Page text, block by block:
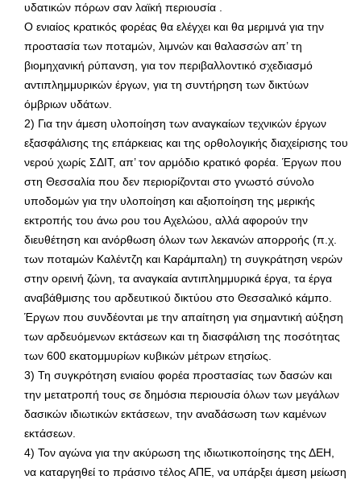
υδατικών πόρων σαν λαϊκή περιουσία .
Ο ενιαίος κρατικός φορέας θα ελέγχει και θα μεριμνά για την
προστασία των ποταμών, λιμνών και θαλασσών απ’ τη
βιομηχανική ρύπανση, για τον περιβαλλοντικό σχεδιασμό
αντιπλημμυρικών έργων, για τη συντήρηση των δικτύων
όμβριων υδάτων.
2) Για την άμεση υλοποίηση των αναγκαίων τεχνικών έργων
εξασφάλισης της επάρκειας και της ορθολογικής διαχείρισης του
νερού χωρίς ΣΔΙΤ, απ’ τον αρμόδιο κρατικό φορέα. Έργων που
στη Θεσσαλία που δεν περιορίζονται στο γνωστό σύνολο
υποδομών για την υλοποίηση και αξιοποίηση της μερικής
εκτροπής του άνω ρου του Αχελώου, αλλά αφορούν την
διευθέτηση και ανόρθωση όλων των λεκανών απορροής (π.χ.
των ποταμών Καλέντζη και Καράμπαλη) τη συγκράτηση νερών
στην ορεινή ζώνη, τα αναγκαία αντιπλημμυρικά έργα, τα έργα
αναβάθμισης του αρδευτικού δικτύου στο Θεσσαλικό κάμπο.
Έργων που συνδέονται με την απαίτηση για σημαντική αύξηση
των αρδευόμενων εκτάσεων και τη διασφάλιση της ποσότητας
των 600 εκατομμυρίων κυβικών μέτρων ετησίως.
3) Τη συγκρότηση ενιαίου φορέα προστασίας των δασών και
την μετατροπή τους σε δημόσια περιουσία όλων των μεγάλων
δασικών ιδιωτικών εκτάσεων, την αναδάσωση των καμένων
εκτάσεων.
4) Τον αγώνα για την ακύρωση της ιδιωτικοποίησης της ΔΕΗ,
να καταργηθεί το πράσινο τέλος ΑΠΕ, να υπάρξει άμεση μείωση